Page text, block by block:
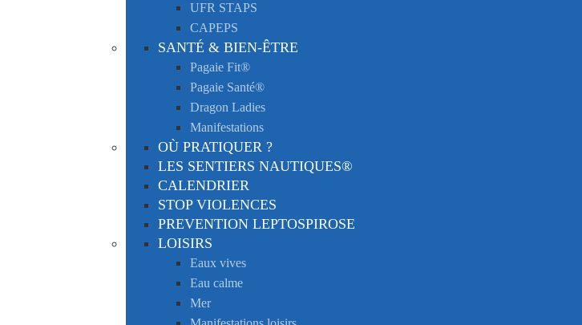
UFR STAPS
CAPEPS
SANTÉ & BIEN-ÊTRE
Pagaie Fit®
Pagaie Santé®
Dragon Ladies
Manifestations
OÙ PRATIQUER ?
LES SENTIERS NAUTIQUES®
CALENDRIER
STOP VIOLENCES
PREVENTION LEPTOSPIROSE
LOISIRS
Eaux vives
Eau calme
Mer